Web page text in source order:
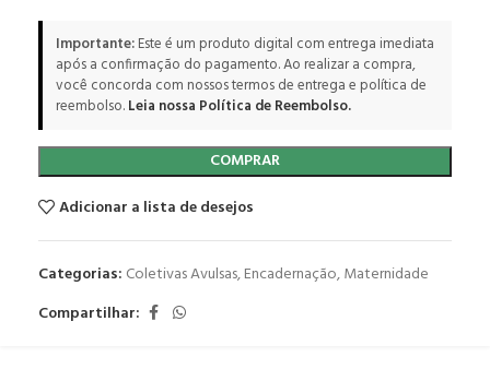
Importante:Este é um produto digital com entrega imediata
após a confirmação do pagamento. Ao realizar a compra,
você concorda com nossos termos de entrega e política de
reembolso.Leia nossa Política de Reembolso.
COMPRAR
Adicionar a lista de desejos
Categorias: Coletivas Avulsas,Encadernação,Maternidade
Compartilhar: